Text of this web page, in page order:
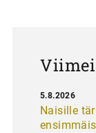
Naisille
5.8.2026